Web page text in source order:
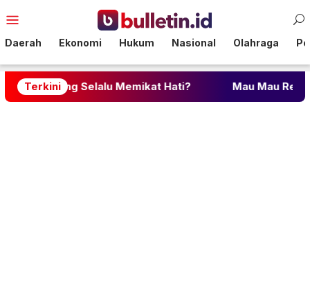
ke
Mobile
Daerah Ekonomi Hukum Nasional Olahraga
Terkini
Memikat Hati? Mau Mau Resign? Ini 17